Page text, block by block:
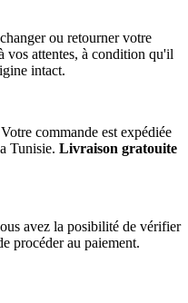
ou retourner votre
vos attentes, à condition qu'il
intact.
commande est expédiée
Tunisie. Livraison gratouite
avez la posibilité de vérifier
procéder au paiement.